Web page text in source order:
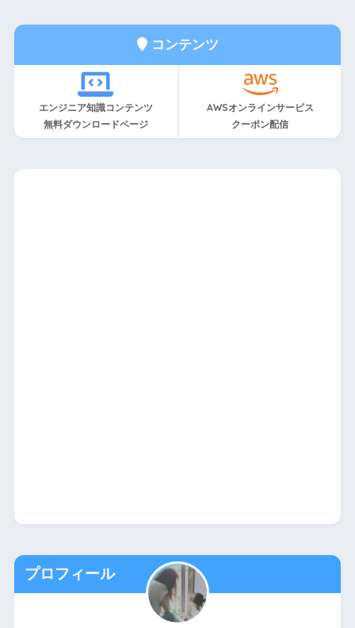
コンテンツ
エンジニア知識コンテンツ
無料ダウンロードページ
AWSオンラインサービス
クーポン配信
プロフィール